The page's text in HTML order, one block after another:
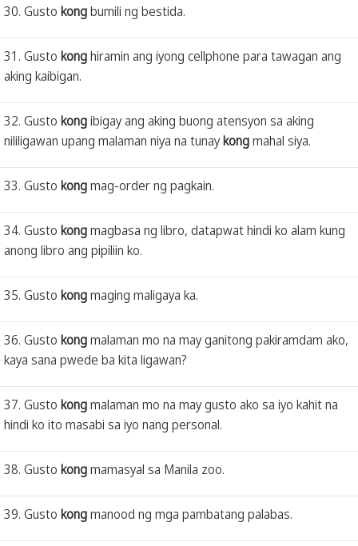
30. Gusto kongbumili ng bestida.
31. Gusto konghiramin ang iyong cellphone para tawagan ang
aking kaibigan.
32. Gusto kongibigay ang aking buong atensyon sa aking
nililigawan upang malaman niya na tunaykongmahal siya.
33. Gusto kongmag-order ng pagkain.
34. Gusto kongmagbasa ng libro, datapwat hindi ko alam kung
anong libro ang pipiliin ko.
35. Gusto kongmaging maligaya ka.
36. Gusto kongmalaman mo na may ganitong pakiramdam ako,
kaya sana pwede ba kita ligawan?
37. Gusto kongmalaman mo na may gusto ako sa iyo kahit na
hindi ko ito masabi sa iyo nang personal.
38. Gusto kongmamasyal sa Manila zoo.
39. Gusto kongmanood ng mga pambatang palabas.